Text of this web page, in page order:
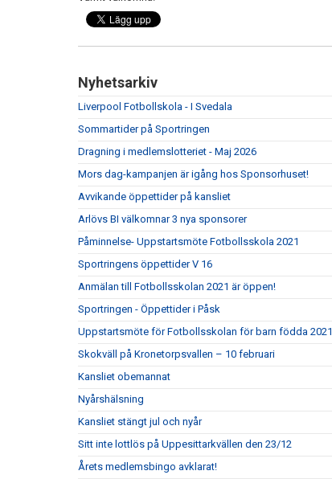
Nyhetsarkiv
Liverpool Fotbollskola - I Svedala
Sommartider på Sportringen
Dragning i medlemslotteriet - Maj 2026
Mors dag-kampanjen är igång hos Sponsorhuset!
Avvikande öppettider på kansliet
Arlövs BI välkomnar 3 nya sponsorer
Påminnelse- Uppstartsmöte Fotbollsskola 2021
Sportringens öppettider V 16
Anmälan till Fotbollsskolan 2021 är öppen!
Sportringen - Öppettider i Påsk
Uppstartsmöte för Fotbollsskolan för barn födda 2021
Skokväll på Kronetorpsvallen – 10 februari
Kansliet obemannat
Nyårshälsning
Kansliet stängt jul och nyår
Sitt inte lottlös på Uppesittarkvällen den 23/12
Årets medlemsbingo avklarat!